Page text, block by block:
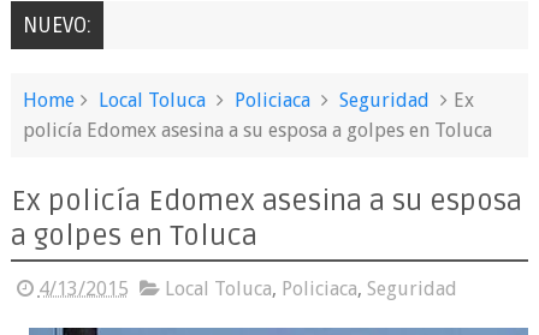
NUEVO:
Home Local Toluca Policiaca Seguridad
Ex
policía Edomex asesina a su esposa a golpes en Toluca
Ex policía Edomex asesina a su esposa
a golpes en Toluca
4/13/2015 Local Toluca, Policiaca, Seguridad